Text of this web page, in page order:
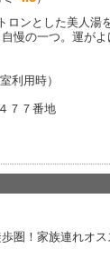
ロンとした美人
慢の一つ。運が
利用時）
７７番地
圏！家族連れオ